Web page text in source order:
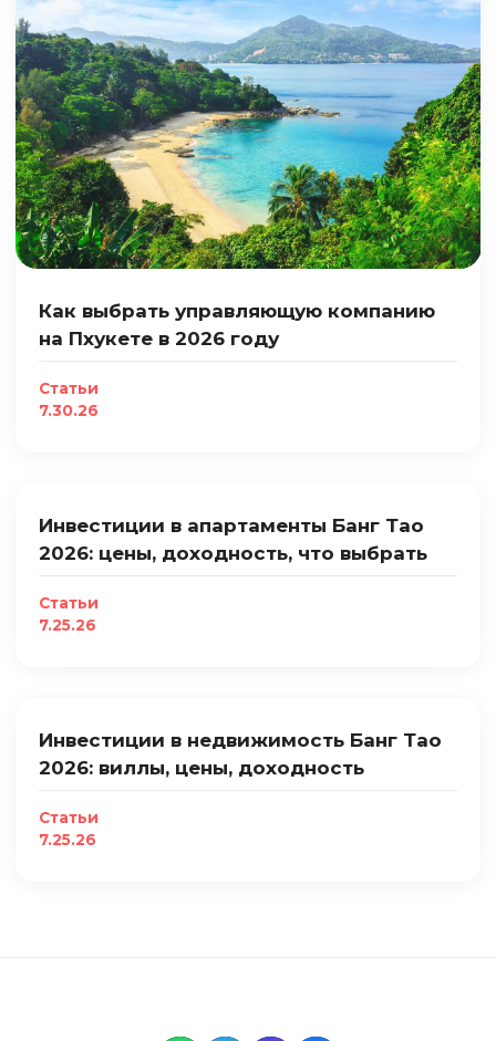
Как выбрать управляющую компанию
на Пхукете в 2026 году
Статьи
7.30.26
Инвестиции в апартаменты Банг Тао
2026: цены, доходность, что выбрать
Статьи
7.25.26
Инвестиции в недвижимость Банг Тао
2026: виллы, цены, доходность
Статьи
7.25.26